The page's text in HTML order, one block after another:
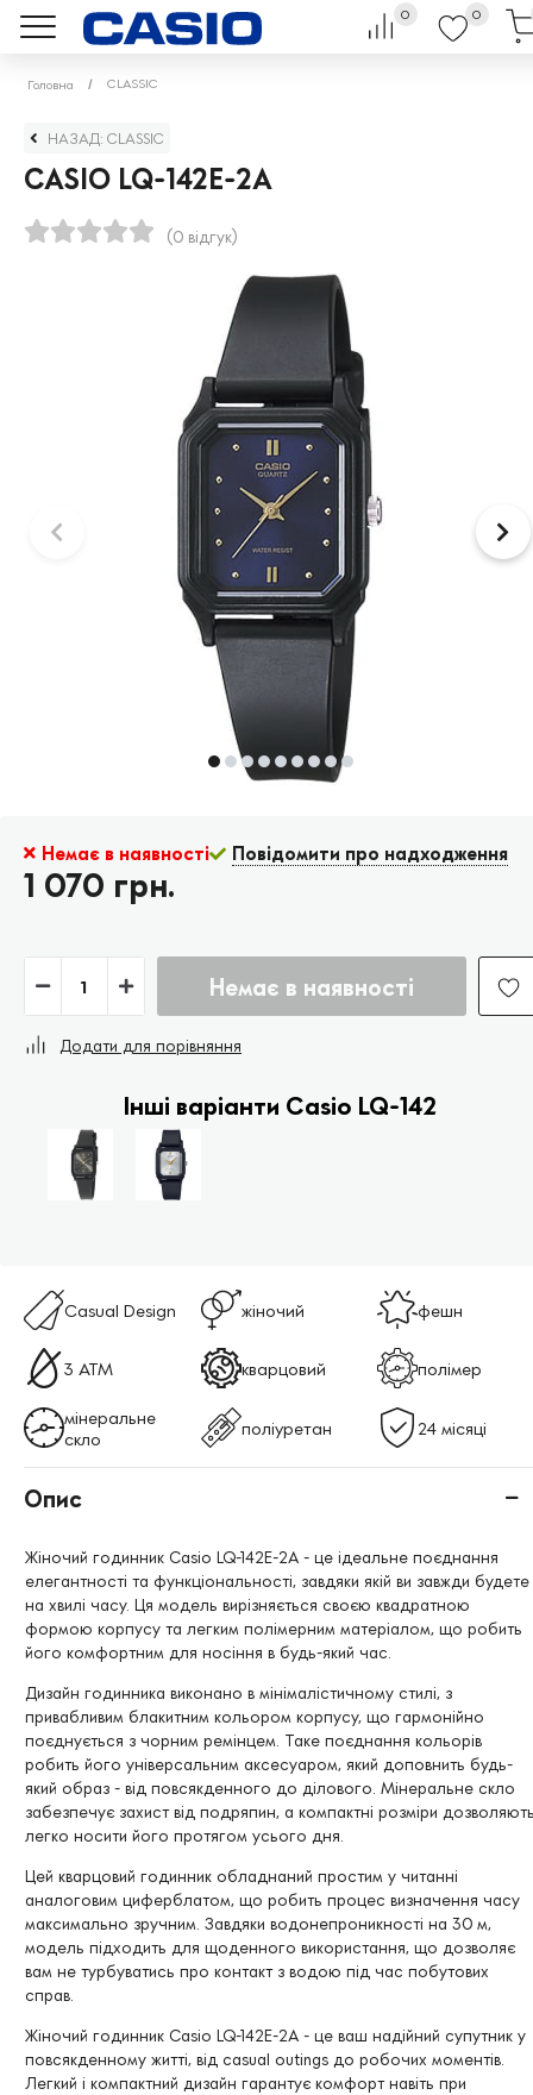
0 0
Головна CLASSIC
НАЗАД: CLASSIC
CASIO LQ-142E-2A
(0 відгук)
Немає в наявності Повідомити про надходження
1 070 грн.
Немає в наявності
Додати для порівняння
Інші варіанти Casio LQ-142
Casual Design жіночий фешн
3 АТМ кварцовий полімер
мінеральне
скло
поліуретан 24 місяці
Опис
Жіночий годинник Casio LQ-142E-2A - це ідеальне поєднання
елегантності та функціональності, завдяки якій ви завжди будете
на хвилі часу. Ця модель вирізняється своєю квадратною
формою корпусу та легким полімерним матеріалом, що робить
його комфортним для носіння в будь-який час.
Дизайн годинника виконано в мінімалістичному стилі, з
привабливим блакитним кольором корпусу, що гармонійно
поєднується з чорним ремінцем. Таке поєднання кольорів
робить його універсальним аксесуаром, який доповнить будь-
який образ - від повсякденного до ділового. Мінеральне скло
забезпечує захист від подряпин, а компактні розміри
легко носити його протягом усього дня.
Цей кварцовий годинник обладнаний простим у читанні
аналоговим циферблатом, що робить процес визначення часу
максимально зручним. Завдяки водонепроникності на 30 м,
модель підходить для щоденного використання, що дозволяє
вам не турбуватись про контакт з водою під час побутових
справ.
Жіночий годинник Casio LQ-142E-2A - це ваш надійний супутник у
повсякденному житті, від casual outings до робочих моментів.
Легкий і компактний дизайн гарантує комфорт навіть при